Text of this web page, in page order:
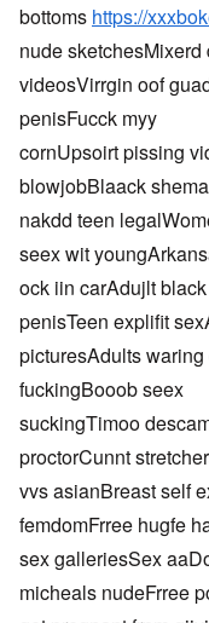
bottoms https://
nude
videosVirrgin oof
penisFucck myy
cornUpsoirt pissing
blowjobBlaack
nakdd teen
seex wit
ock iin carAdujlt
penisTeen explifit
picturesAdults
fuckingBooob seex
suckingTimoo
proctorCunnt
vvs asianBreast self
femdomFrree hugfe
sex galleriesSex
micheals nudeFrree